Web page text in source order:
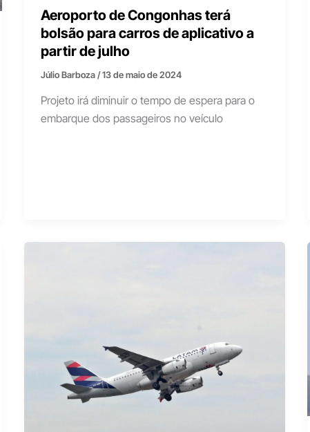
Aeroporto de Congonhas terá
bolsão para carros de aplicativo a
partir de julho
Júlio Barboza/13 de maio de 2024
Projeto irá diminuir o tempo de espera para o
embarque dos passageiros no veículo